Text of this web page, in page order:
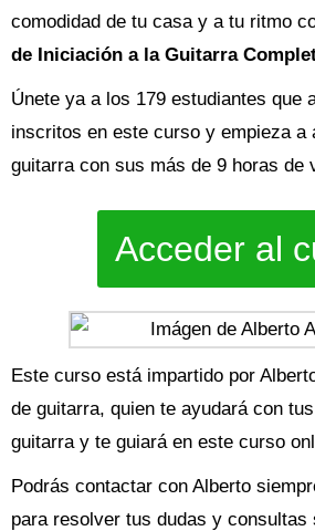
comodidad de tu casa y a tu ritmo
de Iniciación a la Guitarra
Únete ya a los 179 estudiantes que
inscritos en este curso y empieza a
guitarra con sus más de 9 horas de
Acceder al
Este curso está impartido por
de guitarra, quien te ayudará con
guitarra y te guiará en este curso
Podrás contactar con Alberto
para resolver tus dudas y consultas